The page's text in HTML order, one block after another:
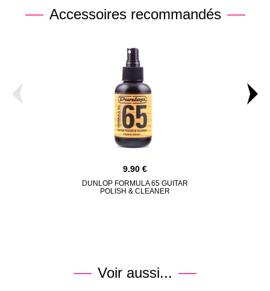
Accessoires recommandés
9.90
DUNLOP FORMULA 65 GUITAR
POLISH & CLEANER
Voir aussi...